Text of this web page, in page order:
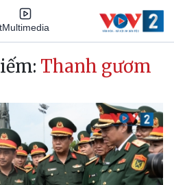
Multimedia
Thanh gươm